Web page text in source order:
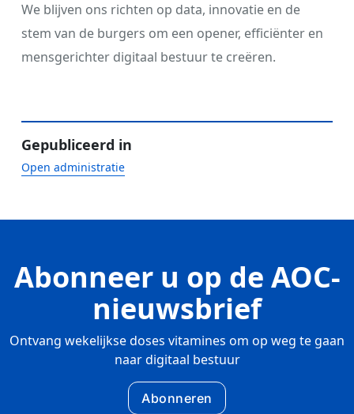
We blijven ons richten op data, innovatie en de
stem van de burgers om een ​​opener, efficiënter en
mensgerichter digitaal bestuur te creëren.
Gepubliceerd in
Open administratie
Abonneer u op de AOC-
nieuwsbrief
Ontvang wekelijkse doses vitamines om op weg te gaan
naar digitaal bestuur
Abonneren